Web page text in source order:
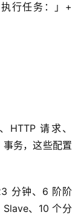
行任务：」+
请求、
务，这些配置
分钟、6 阶阶
、10 个分